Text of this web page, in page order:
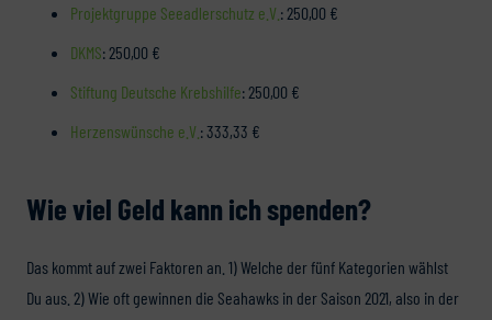
Projektgruppe Seeadlerschutz e.V. : 250,00 €
DKMS: 250,00 €
Stiftung Deutsche Krebshilfe: 250,00 €
Herzenswünsche e.V. : 333,33 €
Wie viel Geld kann ich spenden?
Das kommt auf zwei Faktoren an. 1) Welche der fünf Kategorien wählst
Du aus. 2) Wie oft gewinnen die Seahawks in der Saison 2021, also in der